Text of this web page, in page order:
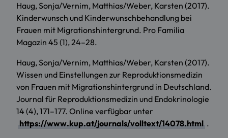
Haug, Sonja/Vernim, Matthias/Weber, Karsten (2017).
Kinderwunsch und Kinderwunschbehandlung bei
Frauen mit Migrationshintergrund. Pro Familia
Magazin 45 (1), 24–28.
Haug, Sonja/Vernim, Matthias/Weber, Karsten (2017).
Wissen und Einstellungen zur Reproduktionsmedizin
von Frauen mit Migrationshintergrund in Deutschland.
Journal für Reproduktionsmedizin und Endokrinologie
14 (4), 171–177. Online verfügbar unter
https://www.kup.at/journals/volltext/14078.html .